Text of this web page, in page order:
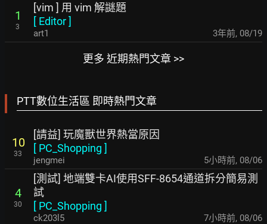
1
3
[vim ] 用 vim 解謎題
[ Editor]
art1 3年前, 08/19
更多 近期熱門文章 >>
PTT數位生活區 即時熱門文章
10
33
[請益] 玩魔獸世界熱當原因
[ PC_Shopping ]
jengmei 5小時前, 08/06
4
30
[測試] 地端雙卡AI使用SFF-8654通道拆分簡易測
試
[ PC_Shopping ]
ck203l5 7小時前, 08/06